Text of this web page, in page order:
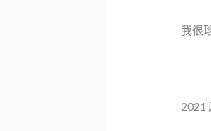
我很
2021